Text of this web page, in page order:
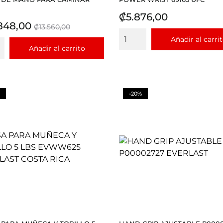
Precio
base
₡13.560,00
Añadir al carrito
Precio
₡5.876,00
Añadir al
-20%